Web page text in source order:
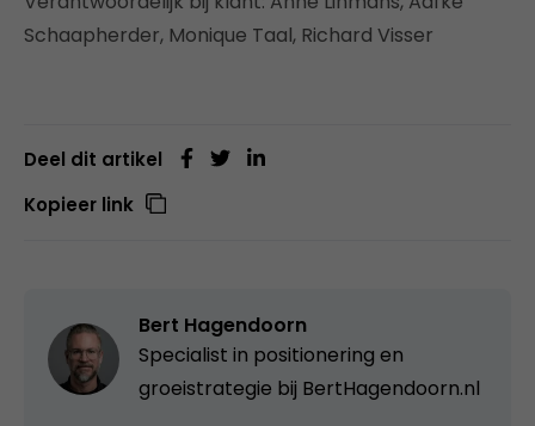
Schaapherder, Monique Taal, Richard Visser
Deel dit artikel
Kopieer link
Bert Hagendoorn
Specialist in positionering en
groeistrategie bij BertHagendoorn.nl